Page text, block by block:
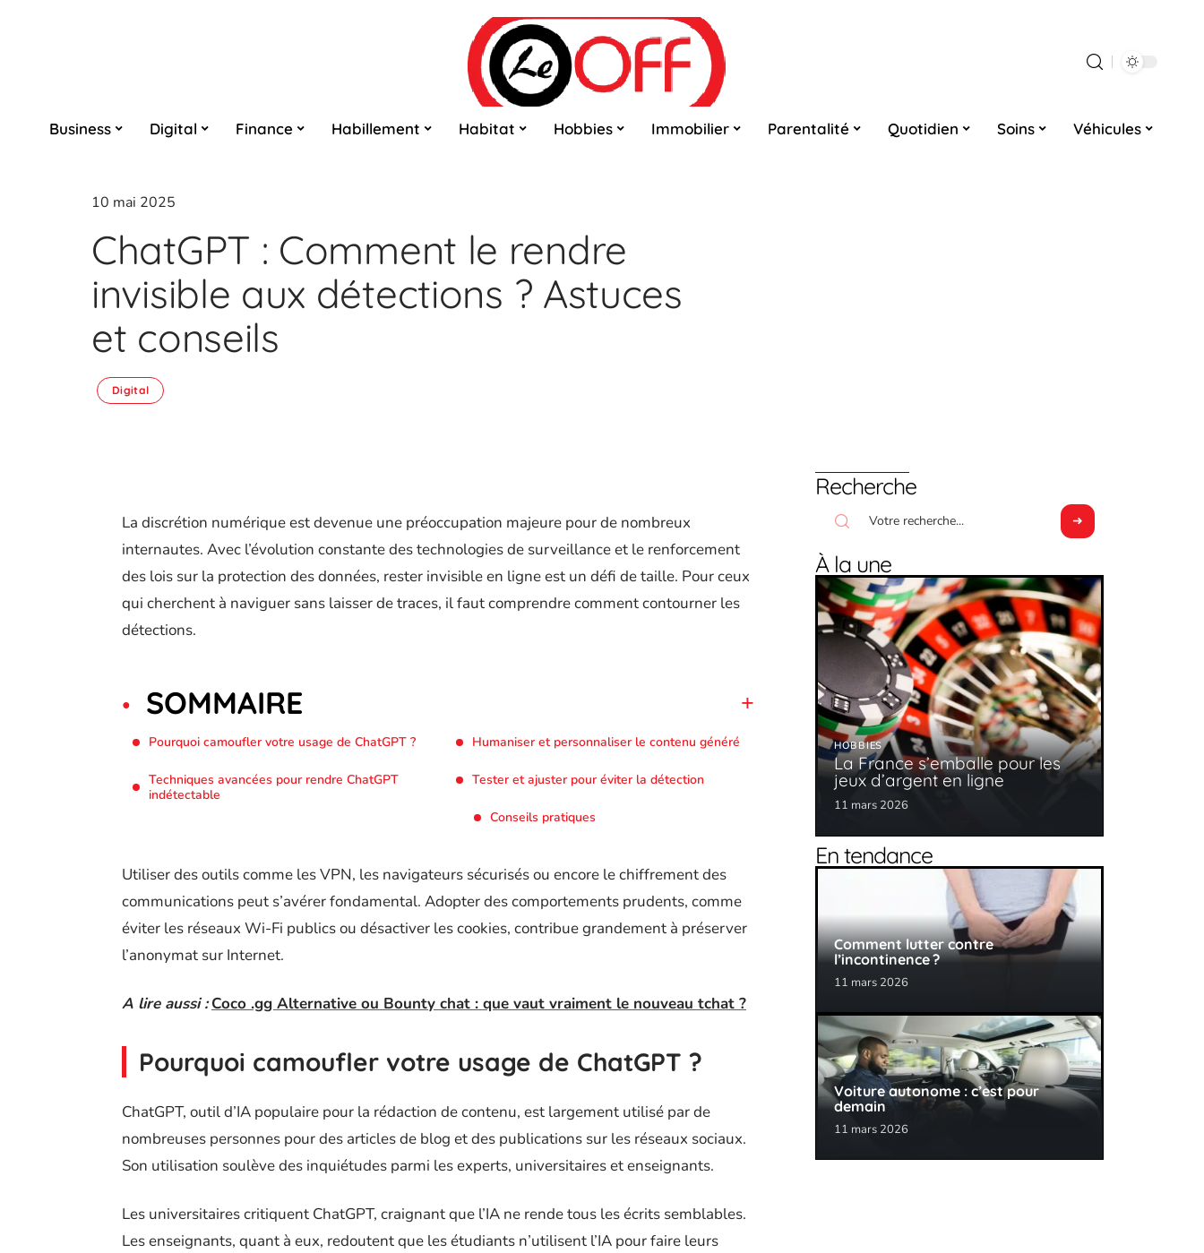
Business Digital Finance Habillement Habitat Hobbies Immobilier Parentalité Quotidien Soins Véhicules
10 mai 2025
ChatGPT : Comment le rendre
invisible aux détections ? Astuces
et conseils
Digital
La discrétion numérique est devenue une préoccupation majeure pour de nombreux
internautes. Avec l’évolution constante des technologies de surveillance et le renforcement
des lois sur la protection des données, rester invisible en ligne est un défi de taille. Pour ceux
qui cherchent à naviguer sans laisser de traces, il faut comprendre comment contourner les
détections.
SOMMAIRE
Pourquoi camoufler votre usage de ChatGPT ?
Techniques avancées pour rendre ChatGPT
indétectable
Humaniser et personnaliser le contenu généré
Tester et ajuster pour éviter la détection
Conseils pratiques
Utiliser des outils comme les VPN, les navigateurs sécurisés ou encore le chiffrement des
communications peut s’avérer fondamental. Adopter des comportements prudents, comme
éviter les réseaux Wi-Fi publics ou désactiver les cookies, contribue grandement à préserver
l’anonymat sur Internet.
A lire aussi : Coco .gg Alternative ou Bounty chat : que vaut vraiment le nouveau tchat ?
Pourquoi camoufler votre usage de ChatGPT ?
ChatGPT, outil d’IA populaire pour la rédaction de contenu, est largement utilisé par de
nombreuses personnes pour des articles de blog et des publications sur les réseaux sociaux.
Son utilisation soulève des inquiétudes parmi les experts, universitaires et enseignants.
Les universitaires critiquent ChatGPT, craignant que l’IA ne rende tous les écrits semblables.
Les enseignants, quant à eux, redoutent que les étudiants n’utilisent l’IA pour faire leurs
Recherche
À la une
HOBBIES
La France s’emballe pour les
jeux d’argent en ligne
11 mars 2026
En tendance
Comment lutter contre
l’incontinence ?
11 mars 2026
Voiture autonome : c’est pour
demain
11 mars 2026